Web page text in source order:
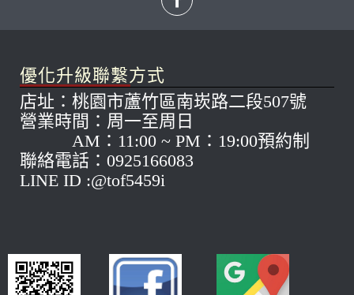
優化升級聯繫方式
店址：桃園市蘆竹區南崁路二段507號
營業時間：周一至周日
AM：11:00 ~ PM：19:00預約制
聯絡電話：0925166083
LINE ID :@tof5459i